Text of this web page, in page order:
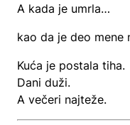
A kada je umrla…
kao da je deo mene
Kuća je postala tiha.
Dani duži.
A večeri najteže.